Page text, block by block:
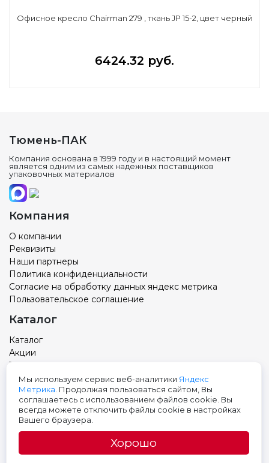
Офисное кресло Chairman 279 , ткань JP 15-2, цвет черный
6424.32 руб.
Тюмень-ПАК
Компания основана в 1999 году и в настоящий момент
является одним из самых надежных поставщиков
упаковочных материалов
Компания
О компании
Реквизиты
Наши партнеры
Политика конфиденциальности
Согласие на обработку данных яндекс метрика
Пользовательское соглашение
Каталог
Каталог
Акции
Товар с вашим логотипом
Новости
Контакты
Адрес: Тюмень, ул. Авторемонтная 9, 3 этаж
Телефон:+7 (3452) 699-501
Мы используем сервис веб-аналитики Яндекс
Метрика . Продолжая пользоваться сайтом, Вы
соглашаетесь с использованием файлов cookie. Вы
всегда можете отключить файлы cookie в настройках
Вашего браузера.
Хорошо